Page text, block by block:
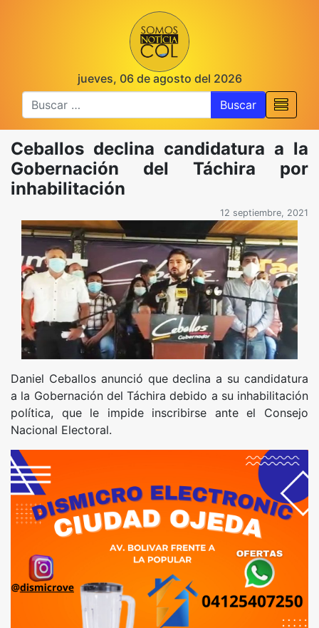
jueves, 06 de agosto del 2026
Buscar
Ceballos declina candidatura a la
Gobernación del Táchira por
inhabilitación
12 septiembre, 2021
Daniel Ceballos anunció que declina a su candidatura
a la Gobernación del Táchira debido a su inhabilitación
política, que le impide inscribirse ante el Consejo
Nacional Electoral.